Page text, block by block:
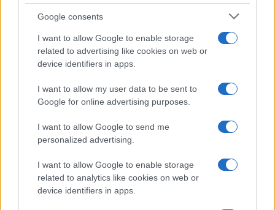
Google consents
I want to allow Google to enable storage
related to advertising like cookies on web or
device identifiers in apps.
I want to allow my user data to be sent to
Google for online advertising purposes.
I want to allow Google to send me
personalized advertising.
I want to allow Google to enable storage
related to analytics like cookies on web or
device identifiers in apps.
attacca la sindaca
Salvini contestato a L’Agnata, il ministro
interviene: “Amo De Andrè che democrazia è?”
Porto Taverna, strage di pesci nello stagno:
scattano le prime bonifiche
Olbia, stretta sulla sicurezza per il Red Valley
2026: tutti i divieti